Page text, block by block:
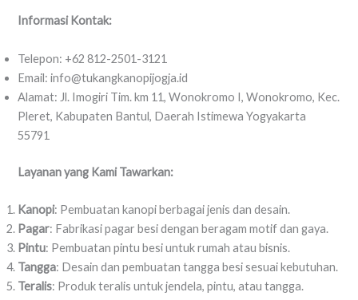
Informasi Kontak:
Telepon: +62 812-2501-3121
Email: info@tukangkanopijogja.id
Alamat: Jl. Imogiri Tim. km 11, Wonokromo I, Wonokromo, Kec.
Pleret, Kabupaten Bantul, Daerah Istimewa Yogyakarta
55791
Layanan yang Kami Tawarkan:
Kanopi: Pembuatan kanopi berbagai jenis dan desain.
Pagar: Fabrikasi pagar besi dengan beragam motif dan gaya.
Pintu: Pembuatan pintu besi untuk rumah atau bisnis.
Tangga: Desain dan pembuatan tangga besi sesuai kebutuhan.
Teralis: Produk teralis untuk jendela, pintu, atau tangga.